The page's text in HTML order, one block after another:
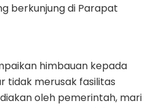
berkunjung di Parapat
himbauan kepada
tidak merusak fasilitas
oleh pemerintah, mari